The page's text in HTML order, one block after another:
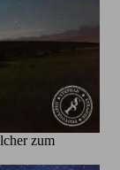
zum